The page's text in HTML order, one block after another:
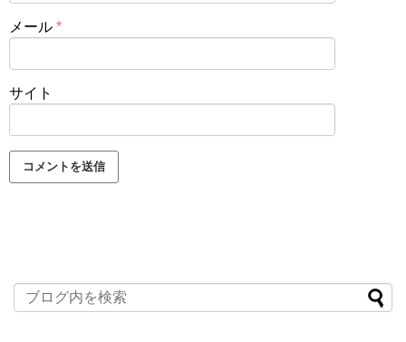
メール *
サイト